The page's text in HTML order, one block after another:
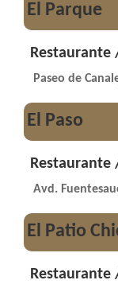
El Parque
Paseo de
El Paso
Avd.
El Patio